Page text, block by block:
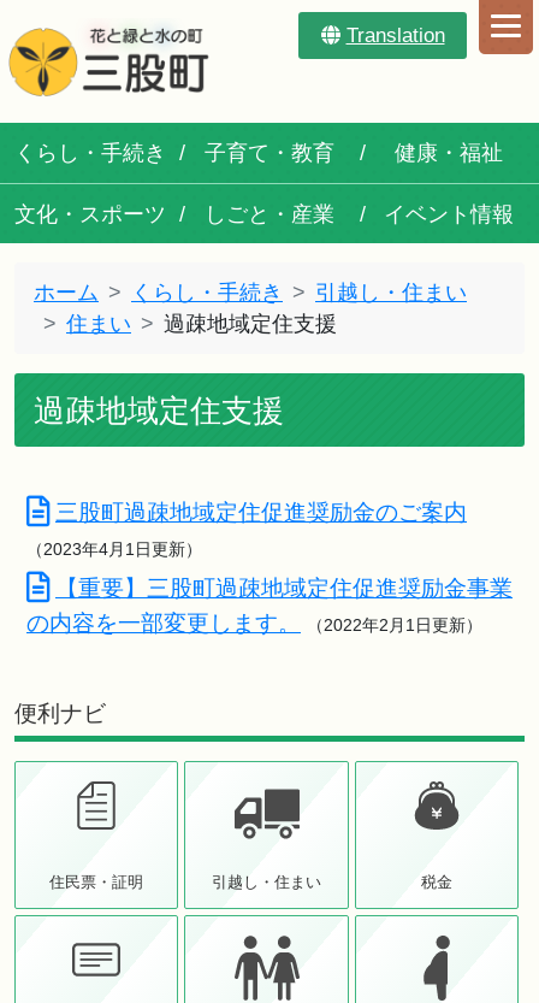
Translation
くらし・手続き 子育て・教育 健康・福祉
文化・スポーツ しごと・産業 イベント情報
ホーム くらし・手続き
引越し・住まい
住まい
過疎地域定住支援
過疎地域定住支援
三股町過疎地域定住促進奨励金のご案内
（2023年4月1日更新）
【重要】三股町過疎地域定住促進奨励金事業
の内容を一部変更します。
（2022年2月1日更新）
便利ナビ
住民票・証明 引越し・住まい 税金